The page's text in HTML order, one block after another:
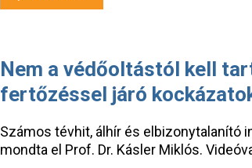
Nem a védőoltástól kell
fertőzéssel járó
Számos tévhit, álhír és elbizonytalanító
mondta el Prof. Dr. Kásler Miklós.